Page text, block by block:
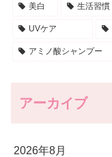
美白 生活習慣
UVケア
アミノ酸シャンプー
アーカイブ
2026年8月